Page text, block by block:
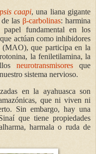
caapi, una liana gigante
las β-carbolinas: harmina
fundamental en los
actúan como inhibidores
(MAO), que participa en la
la feniletilamina, la
neurotransmisores que
sistema nervioso.
en la ayahuasca son
que ni viven ni
Sin embargo, hay una
que tiene propiedades
harmalao ruda de